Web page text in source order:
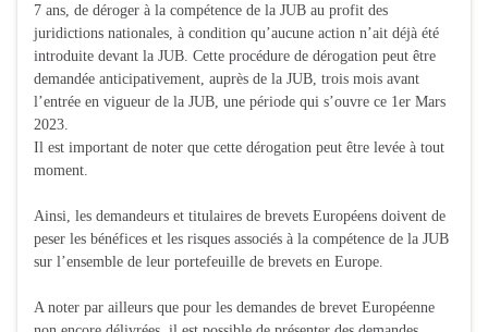
7 ans, de déroger à la compétence de la JUB au profit des
juridictions nationales, à condition qu’aucune action n’ait déjà été
introduite devant la JUB. Cette procédure de dérogation peut être
demandée anticipativement, auprès de la JUB, trois mois avant
l’entrée en vigueur de la JUB, une période qui s’ouvre ce 1er Mars
2023.
Il est important de noter que cette dérogation peut être levée à tout
moment.
Ainsi, les demandeurs et titulaires de brevets Européens doivent de
peser les bénéfices et les risques associés à la compétence de la JUB
sur l’ensemble de leur portefeuille de brevets en Europe.
A noter par ailleurs que pour les demandes de brevet Européenne